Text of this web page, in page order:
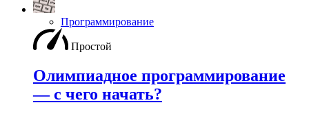
Программирование
Простой
Олимпиадное программирование
— с чего начать?